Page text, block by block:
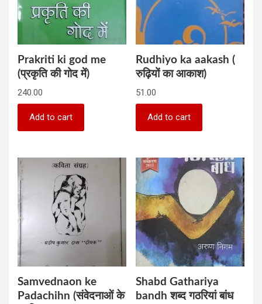
Prakriti ki god me
(प्रकृति की गोद में)
240.00
Add to cart
Rudhiyo ka aakash (
रुढ़ियों का आकाश)
51.00
Add to cart
Samvednaon ke
Padachihn (संवेदनाओं के
Shabd Gathariya
bandh शब्‍द गठरियां बांध